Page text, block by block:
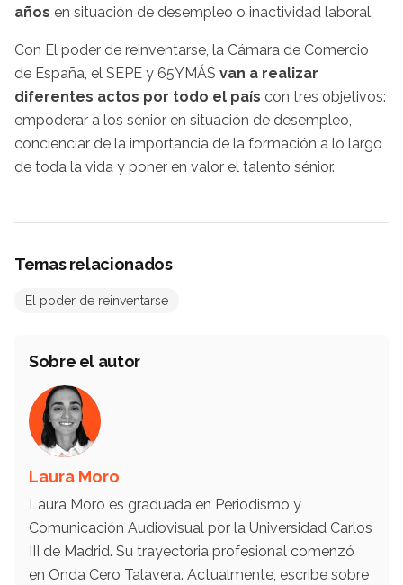
años en situación de desempleo o inactividad laboral.
Con El poder de reinventarse, la Cámara de Comercio
de España, el SEPE y 65YMÁS van a realizar
diferentes actos por todo el país con tres objetivos:
empoderar a los sénior en situación de desempleo,
concienciar de la importancia de la formación a lo largo
de toda la vida y poner en valor el talento sénior.
Temas relacionados
El poder de reinventarse
Sobre el autor
Laura Moro
Laura Moro es graduada en Periodismo y
Comunicación Audiovisual por la Universidad Carlos
III de Madrid. Su trayectoria profesional comenzó
en Onda Cero Talavera. Actualmente, escribe sobre